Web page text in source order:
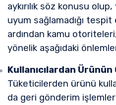
aykırılık söz konusu
uyum sağlamadığı
ardından kamu otoriteleri,
yönelik aşağıdaki
Kullanıcılardan Ürünün
Tüketicilerden ürünü
da geri gönderim